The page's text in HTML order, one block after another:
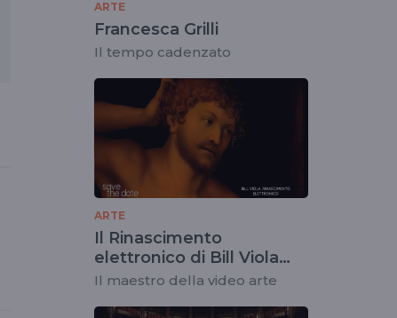
ARTE
Francesca Grilli
Il tempo cadenzato
ARTE
Il Rinascimento
elettronico di Bill Viola
conquista Firenze
Il maestro della video arte